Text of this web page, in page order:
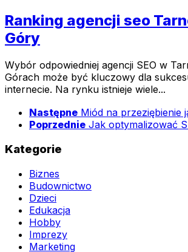
Ranking agencji seo
Góry
Wybór odpowiedniej agencji SEO w
Górach może być kluczowy dla
internecie. Na rynku istnieje wiele...
Następne Miód na przeziębienie
Poprzednie Jak optymalizować
Kategorie
Biznes
Budownictwo
Dzieci
Edukacja
Hobby
Imprezy
Marketing